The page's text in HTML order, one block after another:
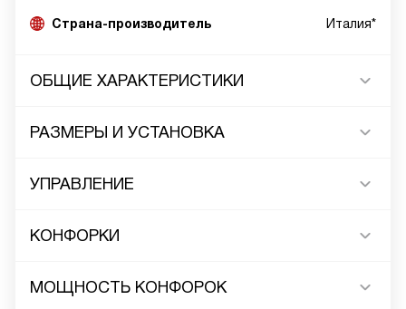
Страна-производитель Италия*
ОБЩИЕ ХАРАКТЕРИСТИКИ
РАЗМЕРЫ И УСТАНОВКА
УПРАВЛЕНИЕ
КОНФОРКИ
МОЩНОСТЬ КОНФОРОК